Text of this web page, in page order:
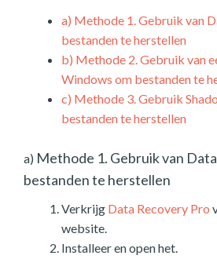
a) Methode 1. Gebruik van
bestanden te herstellen
b) Methode 2. Gebruik van
Windows om bestanden te
c) Methode 3. Gebruik
bestanden te herstellen
a) Methode 1. Gebruik van
bestanden te herstellen
Verkrijg Data Recovery Pro
website.
Installeer en open het.